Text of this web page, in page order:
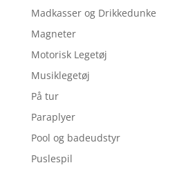
Madkasser og Drikkedunke
Magneter
Motorisk Legetøj
Musiklegetøj
På tur
Paraplyer
Pool og badeudstyr
Puslespil